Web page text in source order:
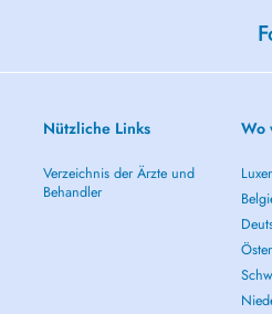
Nützliche Links
Verzeichnis der Ärzte und
Behandler
Wo